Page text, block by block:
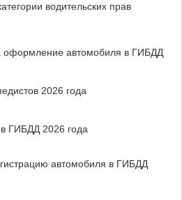
водительских прав
оформление автомобиля в ГИБДД
2026 года
ГИБДД 2026 года
автомобиля в ГИБДД